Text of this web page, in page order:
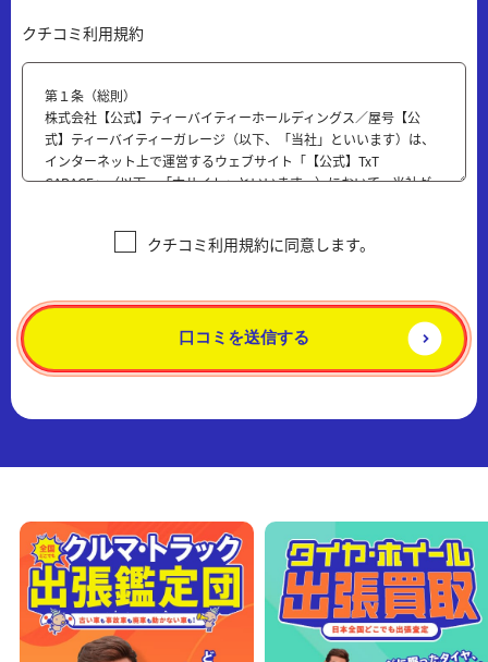
クチコミ利用規約
第１条（総則）
株式会社【公式】ティーバイティーホールディングス／屋号【公
式】ティーバイティーガレージ（以下、「当社」といいます）は、
インターネット上で運営するウェブサイト「【公式】TxT
GARAGE」（以下、「本サイト」といいます。）において、当社が
コミご利用規約」（以下、「本規約」といいます）を設けておりま
第２条（規約の範囲と変更）
本規約は、本サービスをご利用される全てのご利用者に適用されま
す。本サービスをご利用された際は、ご利用者は本規約にご同意さ
れご承諾されたものとみなされます。 当社は、必要に応じて本規約
が適当と判断する方法で告知します。変更後にご利用者が本サイト
ものとみなされます。
ご利用者は、自己の責任において本サービスを利用するものとし、
本サービスを利用してなされた一切の行為及びその結果について一
切の責任を負います。万一、ご利用者の行為により、当社または第
三者に損害が発生した場合、当該損害の全額を補償するものとしま
す。
クチコミ利用規約に同意します。
口コミを送信する